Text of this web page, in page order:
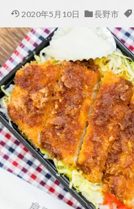
2020年5月10日 長野市